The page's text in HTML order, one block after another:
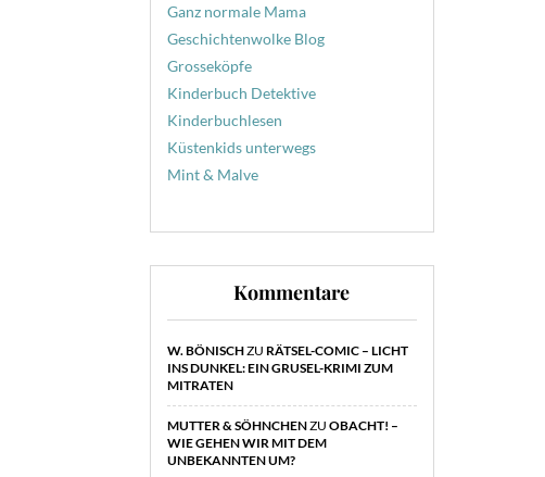
Ganz normale Mama
Geschichtenwolke Blog
Grosseköpfe
Kinderbuch Detektive
Kinderbuchlesen
Küstenkids unterwegs
Mint & Malve
Kommentare
W. BÖNISCHZU RÄTSEL-COMIC – LICHT
INS DUNKEL: EIN GRUSEL-KRIMI ZUM
MITRATEN
MUTTER & SÖHNCHENZU OBACHT! –
WIE GEHEN WIR MIT DEM
UNBEKANNTEN UM?